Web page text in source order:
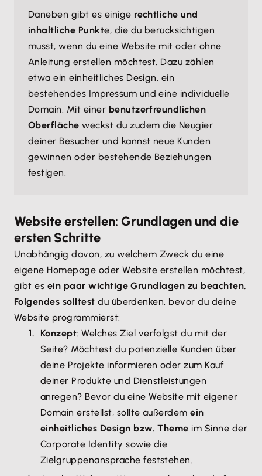
Daneben gibt es einige rechtliche und
inhaltliche Punkte, die du berücksichtigen
musst, wenn du eine Website mit oder ohne
Anleitung erstellen möchtest. Dazu zählen
etwa ein einheitliches Design, ein
bestehendes Impressum und eine individuelle
Domain. Mit einer benutzerfreundlichen
Oberflächeweckst du zudem die Neugier
deiner Besucher und kannst neue Kunden
gewinnen oder bestehende Beziehungen
festigen.
Website erstellen: Grundlagen und die
ersten Schritte
Unabhängig davon, zu welchem Zweck du eine
eigene Homepage oder Website erstellen möchtest,
gibt es ein paar wichtige Grundlagen zu beachten.
Folgendes solltestdu überdenken, bevor du deine
Website programmierst:
Konzept: Welches Ziel verfolgst du mit der
Seite? Möchtest du potenzielle Kunden über
deine Projekte informieren oder zum Kauf
deiner Produkte und Dienstleistungen
anregen? Bevor du eine Website mit eigener
Domain erstellst, sollte außerdemein
einheitliches Design bzw. Theme im Sinne der
Corporate Identity sowie die
Zielgruppenansprache feststehen.